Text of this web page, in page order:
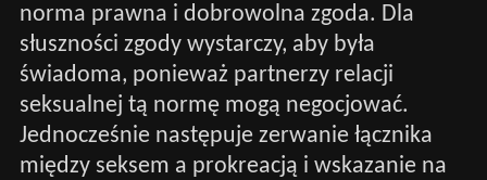
norma prawna i dobrowolna zgoda. Dla
słuszności zgody wystarczy, aby była
świadoma, ponieważ partnerzy relacji
seksualnej tą normę mogą negocjować.
Jednocześnie następuje zerwanie łącznika
między seksem a prokreacją i wskazanie na